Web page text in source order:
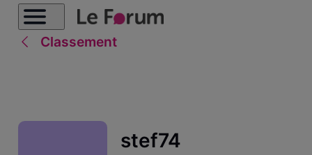
Classement
stef74